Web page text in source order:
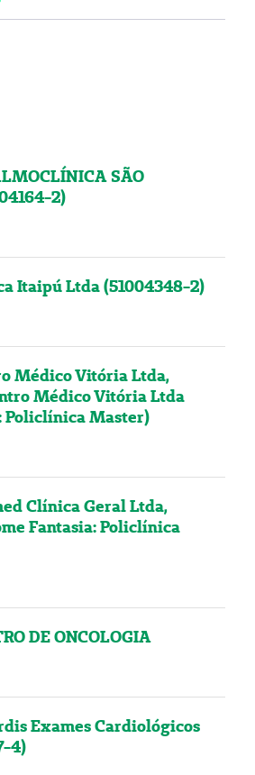
SÃO
2)
Itaipú Ltda (51004348-2)
Médico Vitória Ltda,
Médico Vitória Ltda
Policlínica Master)
Clínica Geral Ltda,
Fantasia: Policlínica
DE ONCOLOGIA
Exames Cardiológicos
4)